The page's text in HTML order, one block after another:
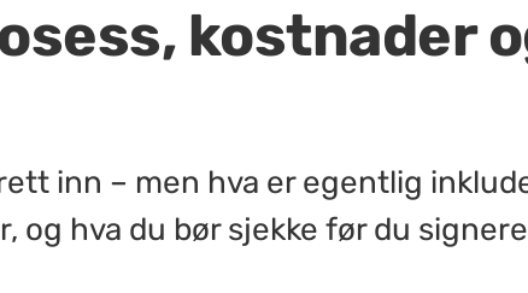
kostnader
inn – men hva er egentlig
og hva du bør sjekke før du